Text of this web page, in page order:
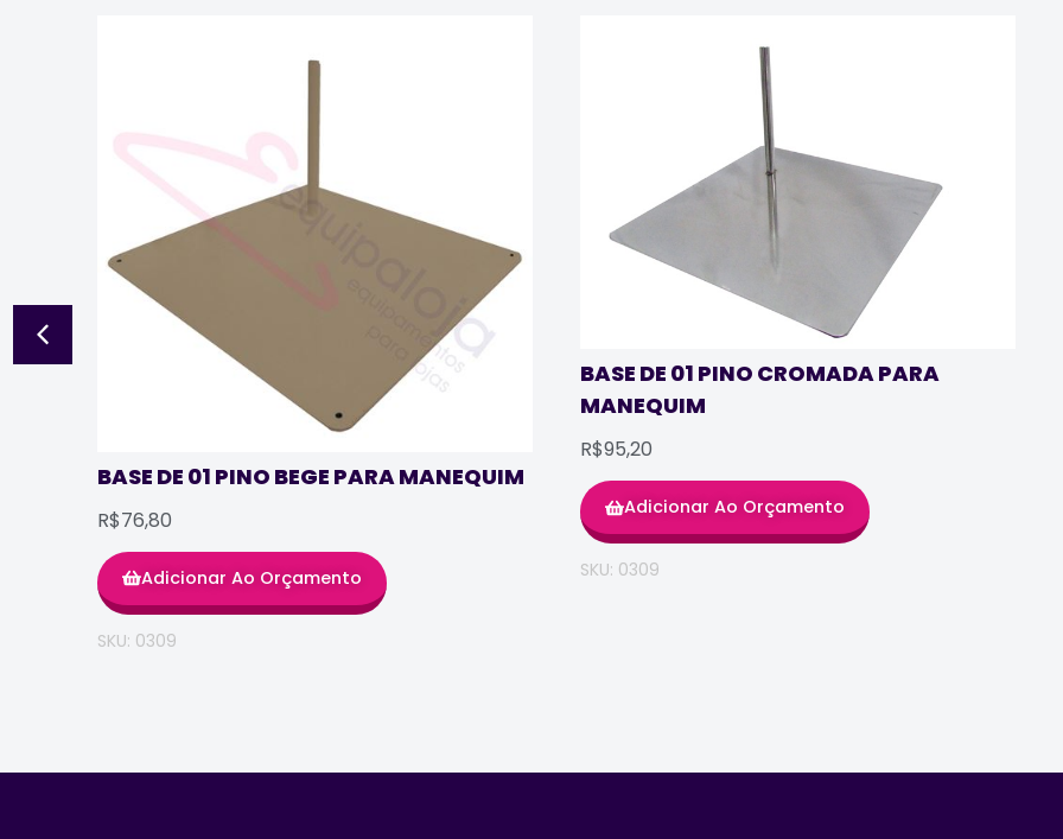
BASE DE 01 PINO BEGE PARA MANEQUIM
R$76,80
Adicionar Ao Orçamento
SKU: 0309
BASE DE 01 PINO CROMADA PARA
MANEQUIM
R$95,20
Adicionar Ao Orçamento
SKU: 0309